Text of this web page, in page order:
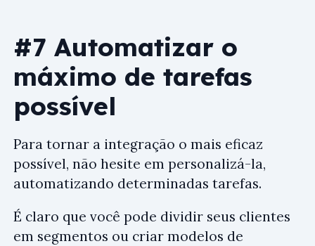
#7 Automatizar o
máximo de tarefas
possível
Para tornar a integração o mais eficaz
possível, não hesite em personalizá-la,
automatizando determinadas tarefas.
É claro que você pode dividir seus clientes
em segmentos ou criar modelos de